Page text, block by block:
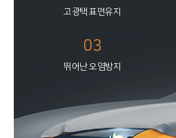
고광택 표면유지
03
뛰어난 오염방지